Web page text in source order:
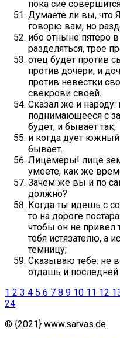
пока сие
Думаете ли вы, что
говорю вам, но
ибо отныне пятеро
разделяться, трое
отец будет против
против дочери, и
против невестки
свекрови своей.
Сказал же и
поднимающееся с
будет, и бывает так;
и когда дует южный
бывает.
Лицемеры! лице
умеете, как же
Зачем же вы и по
должно?
Когда ты идешь с
то на дороге
чтобы он не привел
тебя истязателю, а
темницу;
Сказываю тебе: не
отдашь и
1 2 3 4 5 6 7 8 9 10 11 12
24
© {2021} www.sarvas.de.